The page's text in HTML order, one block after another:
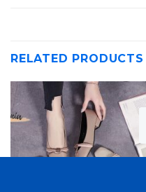
RELATED PRODUCTS